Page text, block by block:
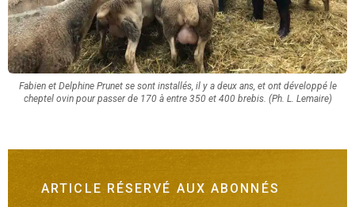
Fabien et Delphine Prunet se sont installés, il y a deux ans, et ont développé le
cheptel ovin pour passer de 170 à entre 350 et 400 brebis. (Ph. L. Lemaire)
ARTICLE RÉSERVÉ AUX ABONNÉS